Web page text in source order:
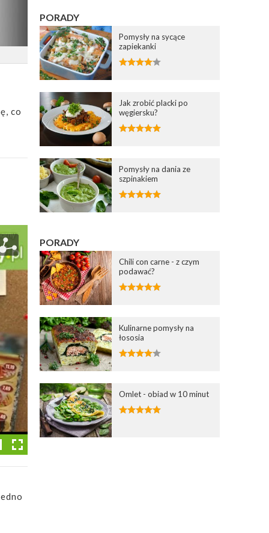
co
PORADY
Pomysły na sycące
zapiekanki
Jak zrobić placki po
węgiersku?
Pomysły na dania ze
szpinakiem
PORADY
Chili con carne - z czym
podawać?
Kulinarne pomysły na
łososia
Omlet - obiad w 10 minut